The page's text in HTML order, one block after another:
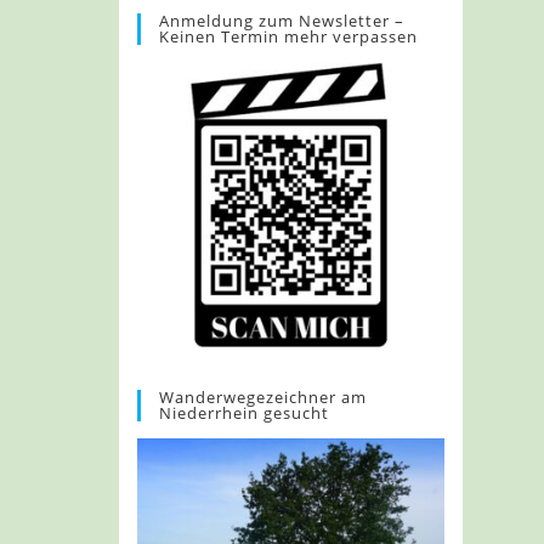
Anmeldung zum Newsletter –
Keinen Termin mehr verpassen
Wanderwegezeichner am
Niederrhein gesucht